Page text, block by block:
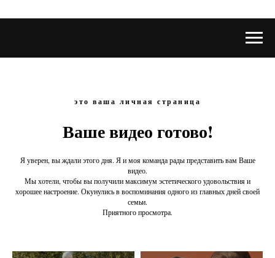
это ваша личная страница
Ваше видео готово!
Я уверен, вы ждали этого дня. Я и моя команда рады представить вам Ваше
видео.
Мы хотели, чтобы вы получили максимум эстетического удовольствия и
хорошее настроение. Окунулись в воспоминания одного из главных дней своей
семьи.
Приятного просмотра.